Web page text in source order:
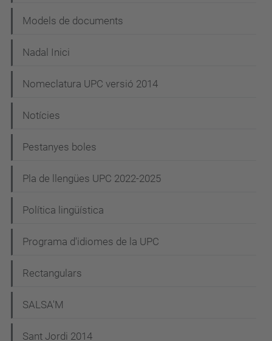
Models de documents
Nadal Inici
Nomeclatura UPC versió 2014
Notícies
Pestanyes boles
Pla de llengües UPC 2022-2025
Política lingüística
Programa d'idiomes de la UPC
Rectangulars
SALSA'M
Sant Jordi 2014